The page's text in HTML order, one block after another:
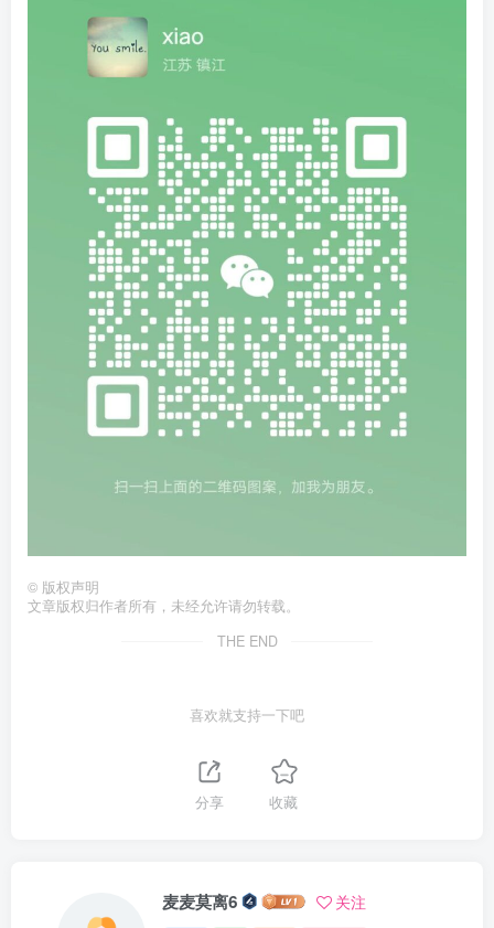
© 版权声明
文章版权归作者所有，未经允许请勿转载。
THE END
喜欢就支持一下吧
分享 收藏
麦麦莫离6 关注